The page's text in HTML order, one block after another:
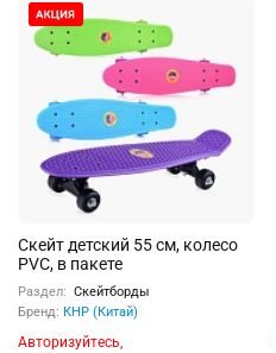
Скейт детский 55 см, колесо
PVC, в пакете
Раздел: Скейтборды
Бренд: КНР (Китай)
Авторизуйтесь,